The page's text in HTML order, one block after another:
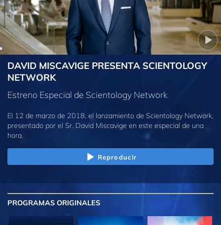
DAVID MISCAVIGE PRESENTA SCIENTOLOGY
NETWORK
Estreno Especial de Scientology Network
El 12 de marzo de 2018, el lanzamiento de Scientology Network,
presentado por el Sr. David Miscavige en este especial de una
hora.
Reproducir
PROGRAMAS ORIGINALES